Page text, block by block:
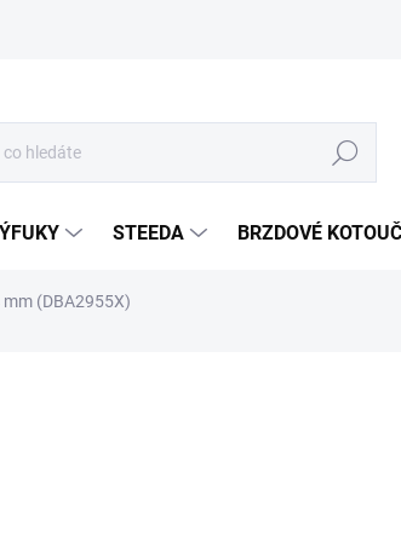
Hledat
STEEDA BRZDOVÉ
mm (DBA2955X)